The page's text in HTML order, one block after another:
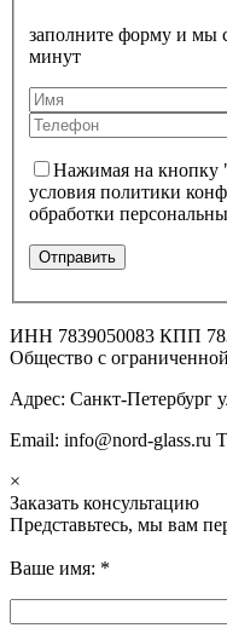
заполните форму и мы
минут
Нажимая на кнопку
условия политики
обработки
ИНН 7839050083 КПП
Общество с
Адрес: Санкт-Петербург
Email: info@nord-glass.ru
×
Заказать консультацию
Представьтесь, мы вам
Ваше имя: *